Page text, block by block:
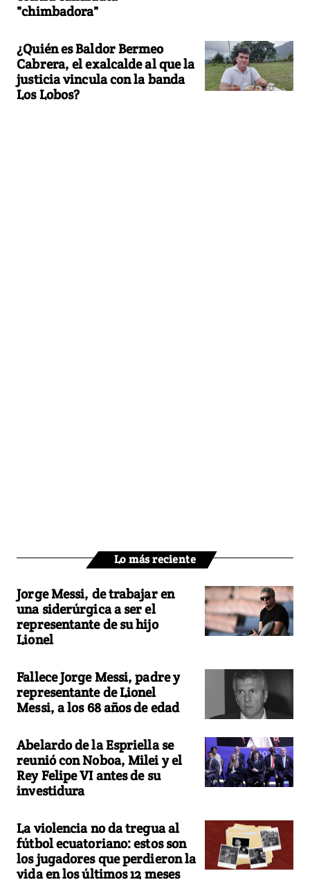
"chimbadora"
¿Quién es Baldor Bermeo
Cabrera, el exalcalde al que la
justicia vincula con la banda
Los Lobos?
Lo más reciente
Jorge Messi, de trabajar en
una siderúrgica a ser el
representante de su hijo
Lionel
Fallece Jorge Messi, padre y
representante de Lionel
Messi, a los 68 años de edad
Abelardo de la Espriella se
reunió con Noboa, Milei y el
Rey Felipe VI antes de su
investidura
La violencia no da tregua al
fútbol ecuatoriano: estos son
los jugadores que perdieron la
vida en los últimos 12 meses